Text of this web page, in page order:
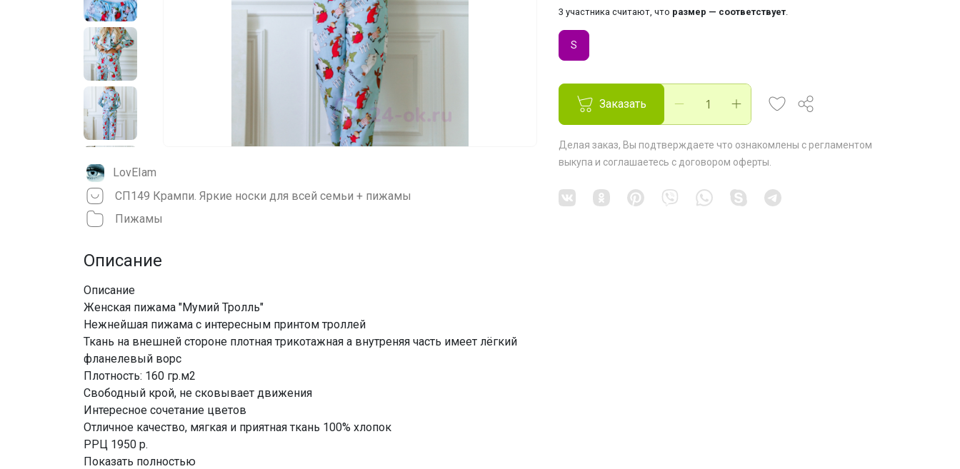
LovEIam
СП149 Крампи. Яркие носки для всей семьи + пижамы
Пижамы
Описание
Описание
Женская пижама "Мумий Тролль"
Нежнейшая пижама с интересным принтом троллей
Ткань на внешней стороне плотная трикотажная а внутреняя часть имеет лёгкий
фланелевый ворс
Плотность: 160 гр.м2
Свободный крой, не сковывает движения
Интересное сочетание цветов
Отличное качество, мягкая и приятная ткань 100% хлопок
РРЦ 1950 р.
Показать полностью
3 участника считают, что размер — соответствует
S
Заказать
Делая заказ, Вы подтверждаете что ознакомлены с регламентом
выкупа и соглашаетесь с договором оферты